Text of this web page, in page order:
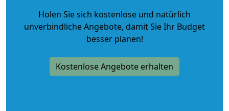
Holen Sie sich kostenlose und natürlich
unverbindliche Angebote, damit Sie Ihr Budget
besser planen!
Kostenlose Angebote erhalten